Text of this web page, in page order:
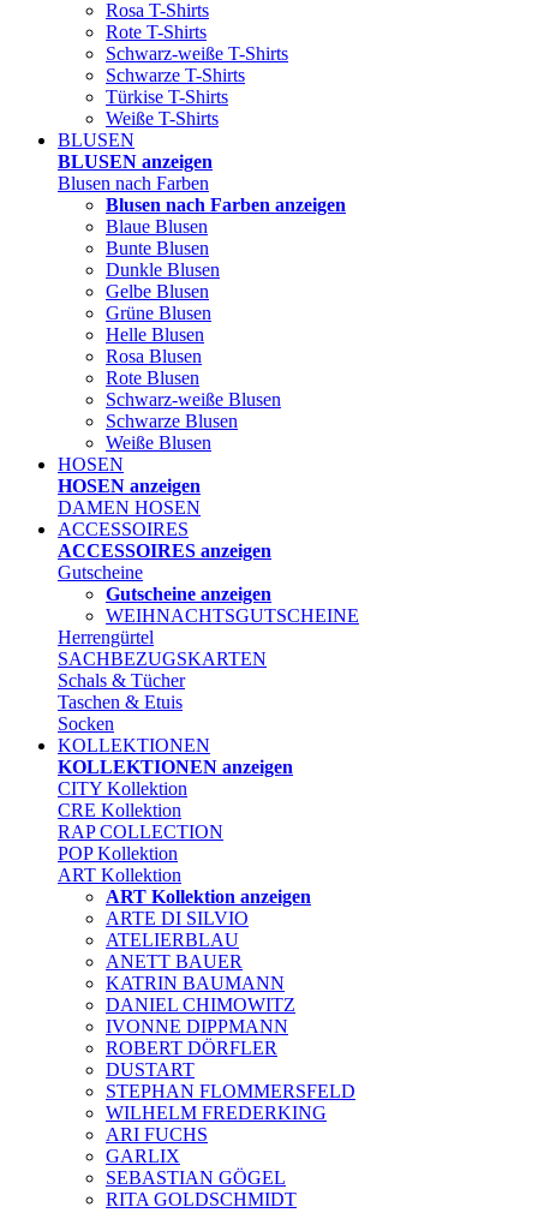
Rosa T-Shirts
Rote T-Shirts
Schwarz-weiße T-Shirts
Schwarze T-Shirts
Türkise T-Shirts
Weiße T-Shirts
BLUSEN
BLUSEN anzeigen
Blusen nach Farben
Blusen nach Farben anzeigen
Blaue Blusen
Bunte Blusen
Dunkle Blusen
Gelbe Blusen
Grüne Blusen
Helle Blusen
Rosa Blusen
Rote Blusen
Schwarz-weiße Blusen
Schwarze Blusen
Weiße Blusen
HOSEN
HOSEN anzeigen
DAMEN HOSEN
ACCESSOIRES
ACCESSOIRES anzeigen
Gutscheine
Gutscheine anzeigen
WEIHNACHTSGUTSCHEINE
Herrengürtel
SACHBEZUGSKARTEN
Schals & Tücher
Taschen & Etuis
Socken
KOLLEKTIONEN
KOLLEKTIONEN anzeigen
CITY Kollektion
CRE Kollektion
RAP COLLECTION
POP Kollektion
ART Kollektion
ART Kollektion anzeigen
ARTE DI SILVIO
ATELIERBLAU
ANETT BAUER
KATRIN BAUMANN
DANIEL CHIMOWITZ
IVONNE DIPPMANN
ROBERT DÖRFLER
DUSTART
STEPHAN FLOMMERSFELD
WILHELM FREDERKING
ARI FUCHS
GARLIX
SEBASTIAN GÖGEL
RITA GOLDSCHMIDT